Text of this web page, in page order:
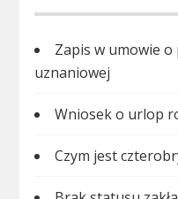
Zapis w umowie
uznaniowej
Wniosek o urlop
Czym jest